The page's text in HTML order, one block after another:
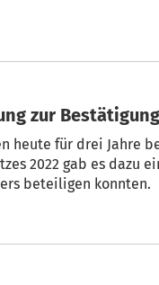
zur Bestätigung
Erstmals seit
beteiligen konnten.